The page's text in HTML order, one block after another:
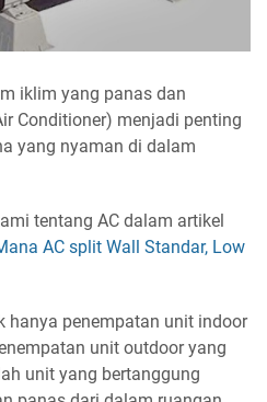
iklim yang panas dan
Conditioner) menjadi penting
yang nyaman di dalam
tentang AC dalam artikel
AC split Wall Standar, Low
hanya penempatan unit indoor
unit outdoor yang
unit yang bertanggung